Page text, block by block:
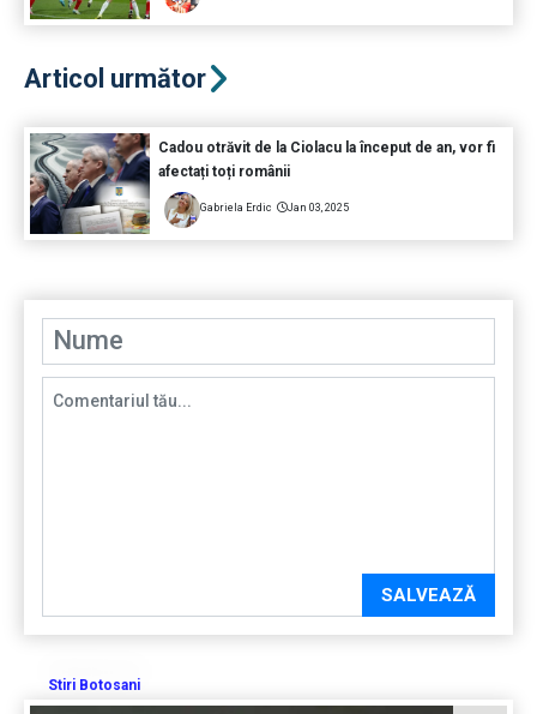
Articol următor
Cadou otrăvit de la Ciolacu la început de an, vor fi
afectați toți românii
Gabriela Erdic Jan 03, 2025
SALVEAZĂ
Stiri Botosani